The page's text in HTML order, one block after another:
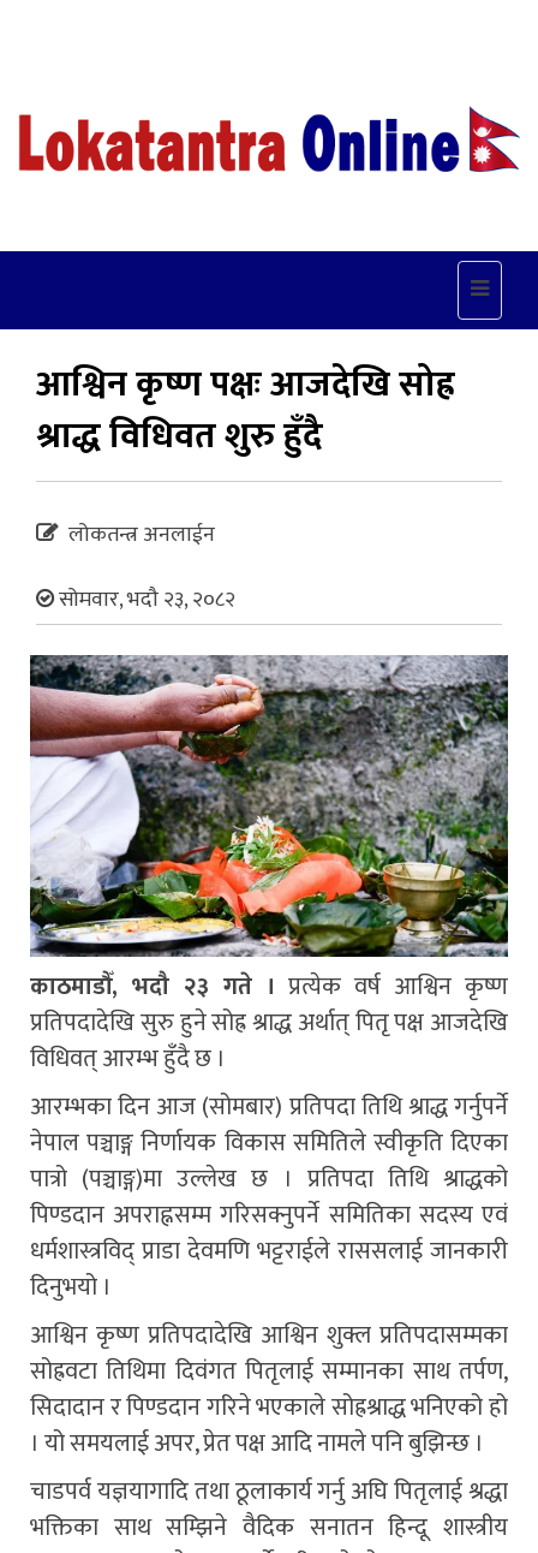
Toggle
आश्विन कृष्ण पक्षः आजदेखि सोह्र
श्राद्ध विधिवत शुरु हुँदै
लोकतन्त्र अनलाईन
सोमवार, भदौ २३, २०८२
काठमाडौँ, भदौ २३ गते । प्रत्येक वर्ष आश्विन कृष्ण
प्रतिपदादेखि सुरु हुने सोह्र श्राद्ध अर्थात् पितृ पक्ष आजदेखि
विधिवत् आरम्भ हुँदै छ ।
आरम्भका दिन आज (सोमबार) प्रतिपदा तिथि श्राद्ध गर्नुपर्ने
नेपाल पञ्चाङ्ग निर्णायक विकास समितिले स्वीकृति दिएका
पात्रो (पञ्चाङ्ग)मा उल्लेख छ । प्रतिपदा तिथि श्राद्धको
पिण्डदान अपराह्नसम्म गरिसक्नुपर्ने समितिका सदस्य एवं
धर्मशास्त्रविद् प्राडा देवमणि भट्टराईले राससलाई जानकारी
दिनुभयो ।
आश्विन कृष्ण प्रतिपदादेखि आश्विन शुक्ल प्रतिपदासम्मका
सोह्रवटा तिथिमा दिवंगत पितृलाई सम्मानका साथ तर्पण,
सिदादान र पिण्डदान गरिने भएकाले सोह्रश्राद्ध भनिएको हो
। यो समयलाई अपर, प्रेत पक्ष आदि नामले पनि बुझिन्छ ।
चाडपर्व यज्ञयागादि तथा ठूलाकार्य गर्नु अघि पितृलाई श्रद्धा
भक्तिका साथ सम्झिने वैदिक सनातन हिन्दू शास्त्रीय